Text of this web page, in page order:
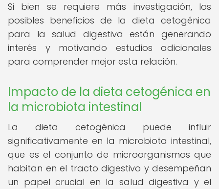
Si bien se requiere más investigación, los
posibles beneficios de la dieta cetogénica
para la salud digestiva están generando
interés y motivando estudios adicionales
para comprender mejor esta relación.
Impacto de la dieta cetogénica en
la microbiota intestinal
La dieta cetogénica puede influir
significativamente en la microbiota intestinal,
que es el conjunto de microorganismos que
habitan en el tracto digestivo y desempeñan
un papel crucial en la salud digestiva y el